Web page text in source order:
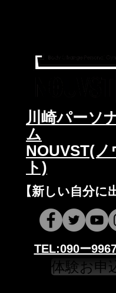
川崎パーソ
ム
NOUVST(ノ
ト)
【新しい自分に
​​TEL:090ー
体験お申